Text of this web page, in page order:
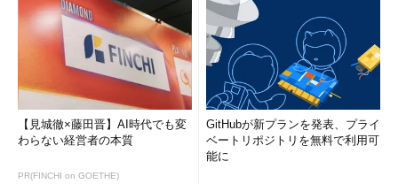
【見城徹×藤田晋】AI時代でも変
わらない経営者の本質
PR(FINCHI on GOETHE)
GitHubが新プランを発表、プライ
ベートリポジトリを無料で利用可
能に